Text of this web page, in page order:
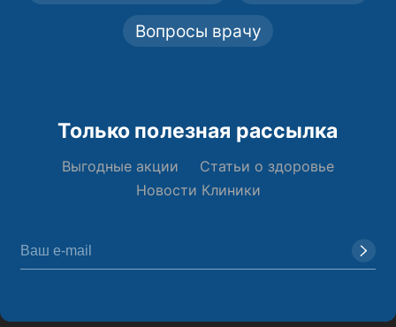
Вопросы врачу
Только полезная рассылка
Выгодные акции
Статьи о здоровье
Новости Клиники